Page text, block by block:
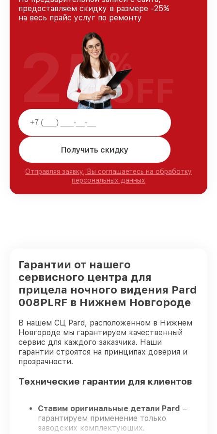
предоставляем скидку в размере -25%
на весь прайс услуг по ремонту
Получить скидку
Отправляя заявку, Вы соглашаетесь на обработку
персональных данных
25%
OFF
Гарантии от нашего
сервисного центра для
прицела ночного видения Pard
008PLRF в Нижнем Новгороде
В нашем СЦ Pard, расположенном в Нижнем
Новгороде мы гарантируем качественный
сервис для каждого заказчика. Наши
гарантии строятся на принципах доверия и
прозрачности.
Технические гарантии для клиентов
Ставим оригинальные детали Pard –
гарантируем применение только
заводских комплектующих.